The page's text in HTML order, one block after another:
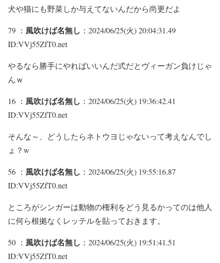
犬や猫にも野菜しか与えてないんだから尚更だよ
79 ： 風吹けば名無し ：2024/06/25(火) 20:04:31.49
ID:VVj55ZfT0.net
やるなら勝手にやればいいんだ式だとヴィーガン負けじゃ
んｗ
16 ： 風吹けば名無し ：2024/06/25(火) 19:36:42.41
ID:VVj55ZfT0.net
そんな～、どうしたらネトウヨじゃないって考えなんでし
ょ？w
56 ： 風吹けば名無し ：2024/06/25(火) 19:55:16.87
ID:VVj55ZfT0.net
ところがシンガーは動物の権利をどう見るかってのは他人
に何ら根拠なくレッテルを貼っておきます。
50 ： 風吹けば名無し ：2024/06/25(火) 19:51:41.51
ID:VVj55ZfT0.net